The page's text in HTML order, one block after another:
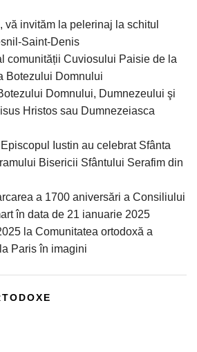
vă invităm la pelerinaj la schitul
Saint-Denis
comunității Cuviosului Paisie de la
Botezului Domnului
Domnului, Dumnezeului şi
Hristos sau Dumnezeiasca
Iustin au celebrat Sfânta
Bisericii Sfântului Serafim din
a 1700 aniversări a Consiliului
în data de 21 ianuarie 2025
la Comunitatea ortodoxă a
Paris în imagini